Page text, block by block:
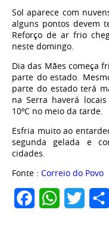
Sol aparece com
alguns pontos devem
Reforço de ar frio
neste domingo.
Dia das Mães começa
parte do estado.
parte do estado terá
na Serra haverá
10ºC no meio da tarde.
Esfria muito ao
segunda gelada e
cidades.
Fonte : Correio do Povo
FacebookWhatsApp
Twitter